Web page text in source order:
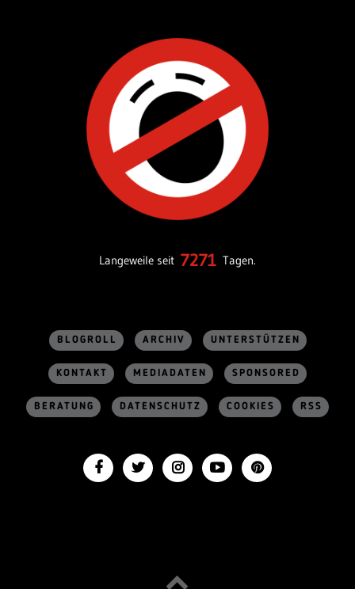
Langeweile seit 7271 Tagen.
BLOGROLL ARCHIV UNTERSTÜTZEN
KONTAKT MEDIADATEN SPONSORED
BERATUNG DATENSCHUTZ COOKIES RSS